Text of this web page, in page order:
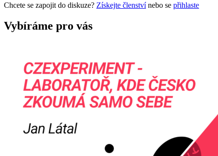
Chcete se zapojit do diskuze? Získejte členstvínebo se přihlaste
Vybíráme pro vás